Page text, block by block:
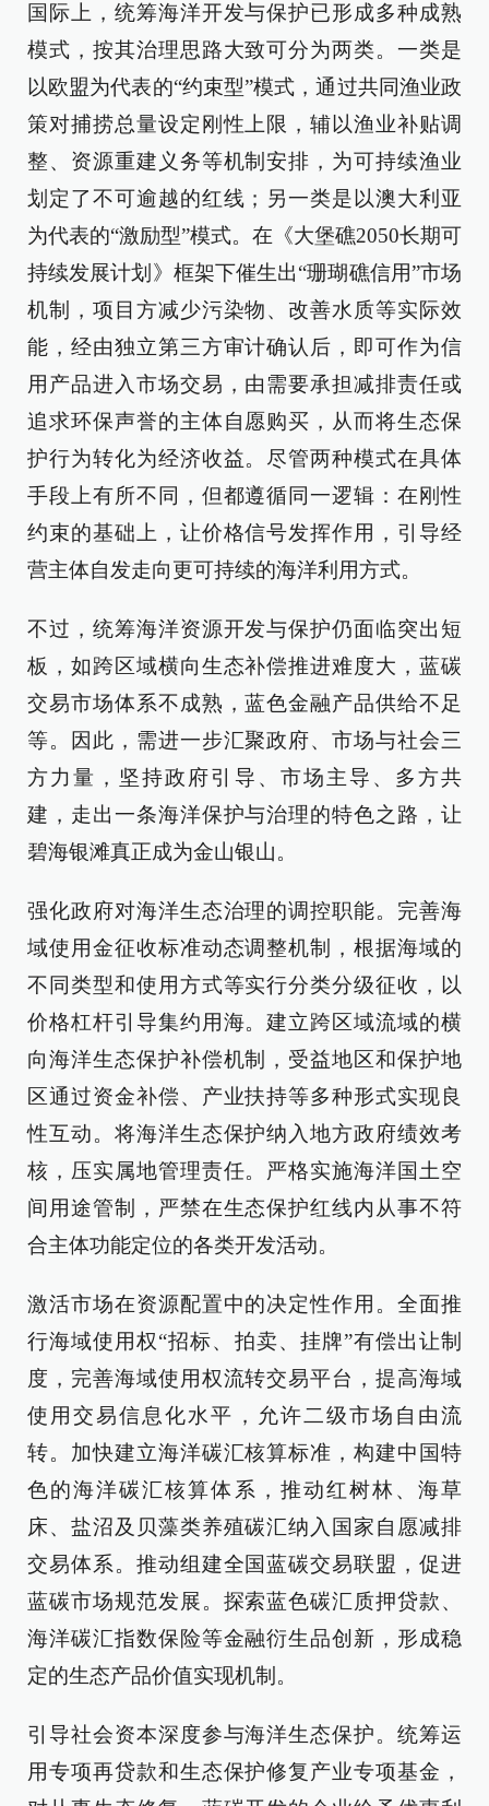
国际上，统筹海洋开发与保护已形成多种成熟
模式，按其治理思路大致可分为两类。一类是
以欧盟为代表的“约束型”模式，通过共同渔业政
策对捕捞总量设定刚性上限，辅以渔业补贴调
整、资源重建义务等机制安排，为可持续渔业
划定了不可逾越的红线；另一类是以澳大利亚
为代表的“激励型”模式。在《大堡礁2050长期可
持续发展计划》框架下催生出“珊瑚礁信用”市场
机制，项目方减少污染物、改善水质等实际效
能，经由独立第三方审计确认后，即可作为信
用产品进入市场交易，由需要承担减排责任或
追求环保声誉的主体自愿购买，从而将生态保
护行为转化为经济收益。尽管两种模式在具体
手段上有所不同，但都遵循同一逻辑：在刚性
约束的基础上，让价格信号发挥作用，引导经
营主体自发走向更可持续的海洋利用方式。
不过，统筹海洋资源开发与保护仍面临突出短
板，如跨区域横向生态补偿推进难度大，蓝碳
交易市场体系不成熟，蓝色金融产品供给不足
等。因此，需进一步汇聚政府、市场与社会三
方力量，坚持政府引导、市场主导、多方共
建，走出一条海洋保护与治理的特色之路，让
碧海银滩真正成为金山银山。
强化政府对海洋生态治理的调控职能。完善海
域使用金征收标准动态调整机制，根据海域的
不同类型和使用方式等实行分类分级征收，以
价格杠杆引导集约用海。建立跨区域流域的横
向海洋生态保护补偿机制，受益地区和保护地
区通过资金补偿、产业扶持等多种形式实现良
性互动。将海洋生态保护纳入地方政府绩效考
核，压实属地管理责任。严格实施海洋国土空
间用途管制，严禁在生态保护红线内从事不符
合主体功能定位的各类开发活动。
激活市场在资源配置中的决定性作用。全面推
行海域使用权“招标、拍卖、挂牌”有偿出让制
度，完善海域使用权流转交易平台，提高海域
使用交易信息化水平，允许二级市场自由流
转。加快建立海洋碳汇核算标准，构建中国特
色的海洋碳汇核算体系，推动红树林、海草
床、盐沼及贝藻类养殖碳汇纳入国家自愿减排
交易体系。推动组建全国蓝碳交易联盟，促进
蓝碳市场规范发展。探索蓝色碳汇质押贷款、
海洋碳汇指数保险等金融衍生品创新，形成稳
定的生态产品价值实现机制。
引导社会资本深度参与海洋生态保护。统筹运
用专项再贷款和生态保护修复产业专项基金，